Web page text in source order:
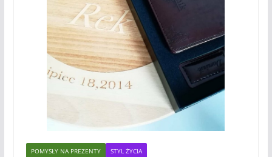
POMYSŁY NA PREZENTY STYL ŻYCIA